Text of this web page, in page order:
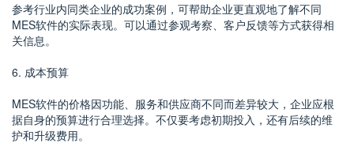
参考行业内同类企业的成功案例，可帮助企业更直观地了解不同
MES软件的实际表现。可以通过参观考察、客户反馈等方式获得相
关信息。
6. 成本预算
MES软件的价格因功能、服务和供应商不同而差异较大，企业应根
据自身的预算进行合理选择。不仅要考虑初期投入，还有后续的维
护和升级费用。